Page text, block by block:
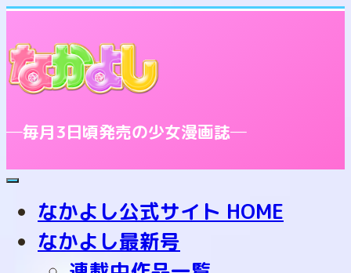
─毎月3日頃発売の少女漫画誌─
toggle
なかよし公式サイト HOME
なかよし最新号